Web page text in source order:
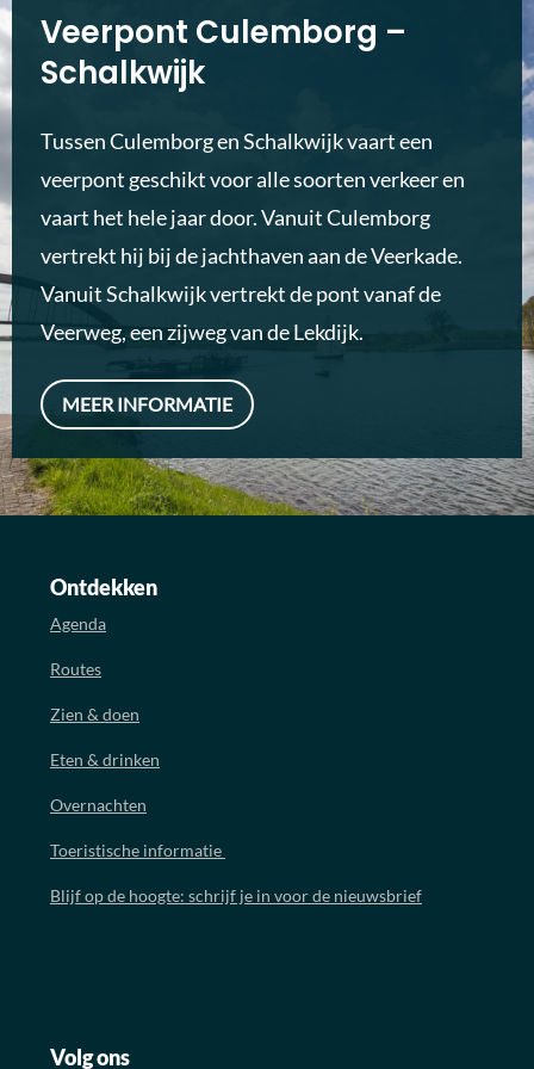
Veerpont Culemborg –
Schalkwijk
Tussen Culemborg en Schalkwijk vaart een
veerpont geschikt voor alle soorten verkeer en
vaart het hele jaar door. Vanuit Culemborg
vertrekt hij bij de jachthaven aan de Veerkade.
Vanuit Schalkwijk vertrekt de pont vanaf de
Veerweg, een zijweg van de Lekdijk.
MEER INFORMATIE
Ontdekken
Agenda
Routes
Zien & doen
Eten & drinken
Overnachten
Toeristische informatie
Blijf op de hoogte: schrijf je in voor de nieuwsbrief
Volg ons